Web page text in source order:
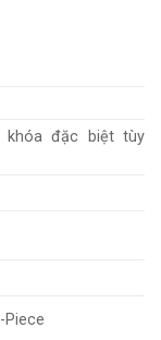
khóa đặc biệt tùy
Piece